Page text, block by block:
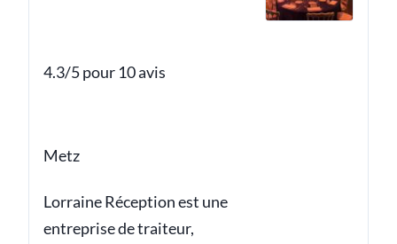
4.3/5 pour 10 avis
Metz
Lorraine Réception est une
entreprise de traiteur,